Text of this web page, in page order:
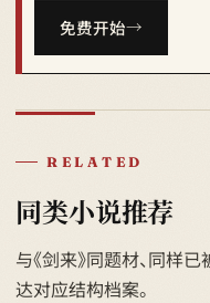
免费开始
RELATED
同类小说推荐
与《剑来》同题材、同样
达对应结构档案。